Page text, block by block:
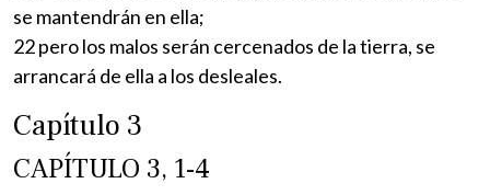
se mantendrán en ella;
22 pero los malos serán cercenados de la tierra, se
arrancará de ella a los desleales.
Capítulo 3
CAPÍTULO 3, 1-4